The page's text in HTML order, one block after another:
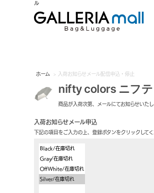
ル
ホーム > 入荷お知らせメール配信申込・停止
nifty colors ニフ
商品が入荷次第、メールにてお知らせいたし
入荷お知らせメール申込
下記の項目をご入力の上、登録ボタンをクリックして